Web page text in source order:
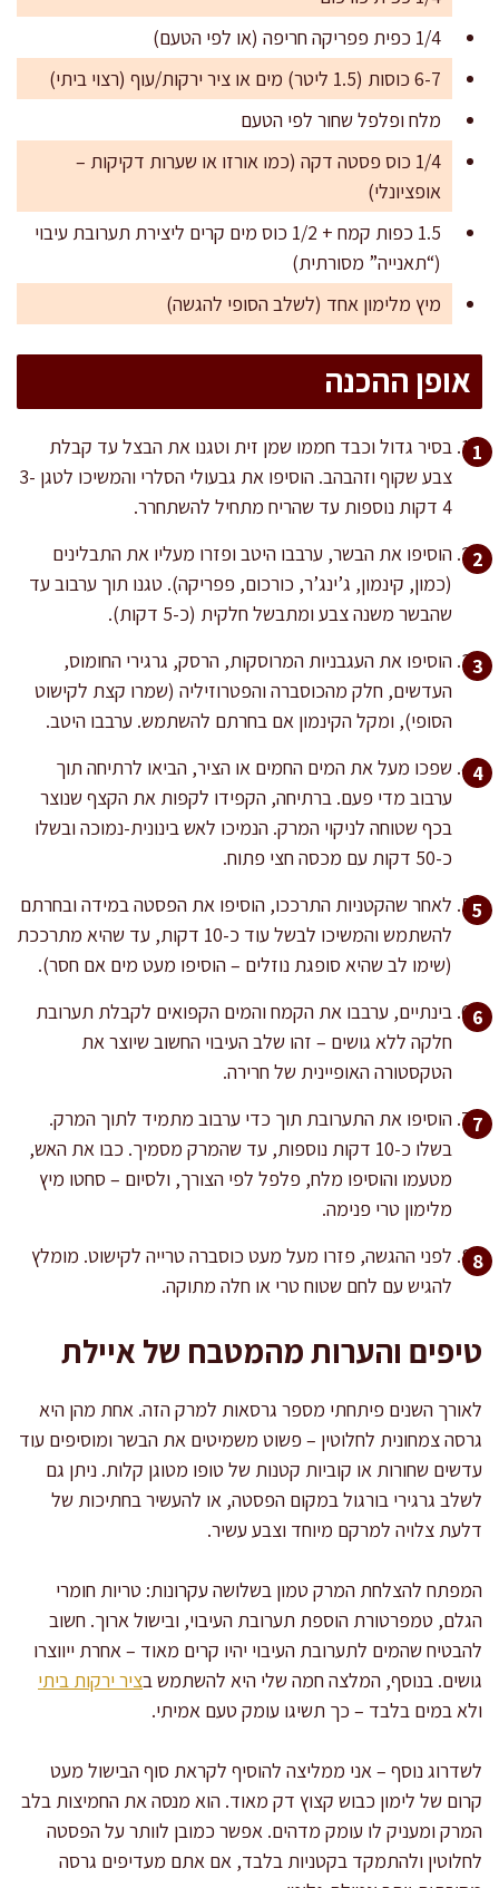
1/4 כפית פפריקה חריפה (או לפי הטעם)
6-7 כוסות (1.5 ליטר) מים או ציר ירקות/עוף (רצוי ביתי)
מלח ופלפל שחור לפי הטעם
1/4 כוס פסטה דקה (כמו אורזו או שערות דקיקות –
אופציונלי)
1.5 כפות קמח + 1/2 כוס מים קרים ליצירת תערובת עיבוי
(“תאנייה” מסורתית)
מיץ מלימון אחד (לשלב הסופי להגשה)
אופן ההכנה
בסיר גדול וכבד חממו שמן זית וטגנו את הבצל עד קבלת
צבע שקוף וזהבהב. הוסיפו את גבעולי הסלרי והמשיכו לטגן 3-
4 דקות נוספות עד שהריח מתחיל להשתחרר.
הוסיפו את הבשר, ערבבו היטב ופזרו מעליו את התבלינים
(כמון, קינמון, ג’ינג’ר, כורכום, פפריקה). טגנו תוך ערבוב עד
שהבשר משנה צבע ומתבשל חלקית (כ-5 דקות).
הוסיפו את העגבניות המרוסקות, הרסק, גרגירי החומוס,
העדשים, חלק מהכוסברה והפטרוזיליה (שמרו קצת לקישוט
הסופי), ומקל הקינמון אם בחרתם להשתמש. ערבבו היטב.
שפכו מעל את המים החמים או הציר, הביאו לרתיחה תוך
ערבוב מדי פעם. ברתיחה, הקפידו לקפות את הקצף שנוצר
בכף שטוחה לניקוי המרק. הנמיכו לאש בינונית-נמוכה ובשלו
כ-50 דקות עם מכסה חצי פתוח.
לאחר שהקטניות התרככו, הוסיפו את הפסטה במידה ובחרתם
להשתמש והמשיכו לבשל עוד כ-10 דקות, עד שהיא מתרככת
(שימו לב שהיא סופגת נוזלים – הוסיפו מעט מים אם חסר).
בינתיים, ערבבו את הקמח והמים הקפואים לקבלת תערובת
חלקה ללא גושים – זהו שלב העיבוי החשוב שיוצר את
הטקסטורה האופיינית של חרירה.
הוסיפו את התערובת תוך כדי ערבוב מתמיד לתוך המרק.
בשלו כ-10 דקות נוספות, עד שהמרק מסמיך. כבו את האש,
מטעמו והוסיפו מלח, פלפל לפי הצורך, ולסיום – סחטו מיץ
מלימון טרי פנימה.
לפני ההגשה, פזרו מעל מעט כוסברה טרייה לקישוט. מומלץ
להגיש עם לחם שטוח טרי או חלה מתוקה.
טיפים והערות מהמטבח של איילת
לאורך השנים פיתחתי מספר גרסאות למרק הזה. אחת מהן היא
גרסה צמחונית לחלוטין – פשוט משמיטים את הבשר ומוסיפים עוד
עדשים שחורות או קוביות קטנות של טופו מטוגן קלות. ניתן גם
לשלב גרגירי בורגול במקום הפסטה, או להעשיר בחתיכות של
דלעת צלויה למרקם מיוחד וצבע עשיר.
המפתח להצלחת המרק טמון בשלושה עקרונות: טריות חומרי
הגלם, טמפרטורת הוספת תערובת העיבוי, ובישול ארוך. חשוב
להבטיח שהמים לתערובת העיבוי יהיו קרים מאוד – אחרת ייווצרו
גושים. בנוסף, המלצה חמה שלי היא להשתמש בציר ירקות ביתי
ולא במים בלבד – כך תשיגו עומק טעם אמיתי.
לשדרוג נוסף – אני ממליצה להוסיף לקראת סוף הבישול מעט
קרום של לימון כבוש קצוץ דק מאוד. הוא מנסה את החמיצות בלב
המרק ומעניק לו עומק מדהים. אפשר כמובן לוותר על הפסטה
לחלוטין ולהתמקד בקטניות בלבד, אם אתם מעדיפים גרסה